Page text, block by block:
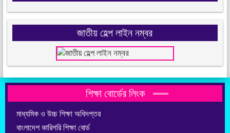
জাতীয় হেল্প লাইন নম্বর
শিক্ষা বোর্ডের লিংক
মাধ্যমিক ও উচ্চ শিক্ষা অধিদপ্তর
বাংলাদেশ কারিগরি শিক্ষা বোর্ড